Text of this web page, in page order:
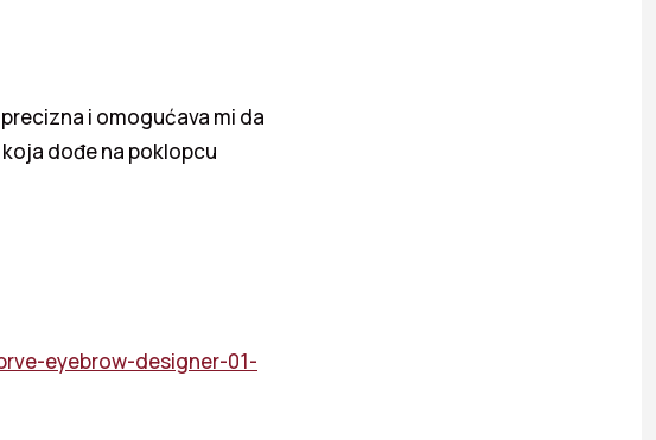
i omogućava mi da
dođe na poklopcu
eyebrow-designer-01-